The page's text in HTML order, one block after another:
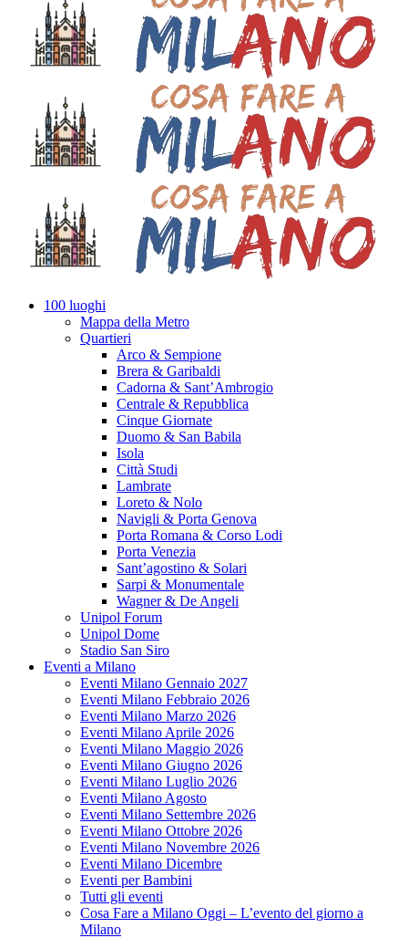
100 luoghi
Mappa della Metro
Quartieri
Arco & Sempione
Brera & Garibaldi
Cadorna & Sant’Ambrogio
Centrale & Repubblica
Cinque Giornate
Duomo & San Babila
Isola
Città Studi
Lambrate
Loreto & Nolo
Navigli & Porta Genova
Porta Romana & Corso Lodi
Porta Venezia
Sant’agostino & Solari
Sarpi & Monumentale
Wagner & De Angeli
Unipol Forum
Unipol Dome
Stadio San Siro
Eventi a Milano
Eventi Milano Gennaio 2027
Eventi Milano Febbraio 2026
Eventi Milano Marzo 2026
Eventi Milano Aprile 2026
Eventi Milano Maggio 2026
Eventi Milano Giugno 2026
Eventi Milano Luglio 2026
Eventi Milano Agosto
Eventi Milano Settembre 2026
Eventi Milano Ottobre 2026
Eventi Milano Novembre 2026
Eventi Milano Dicembre
Eventi per Bambini
Tutti gli eventi
Cosa Fare a Milano Oggi – L’evento del giorno a
Milano